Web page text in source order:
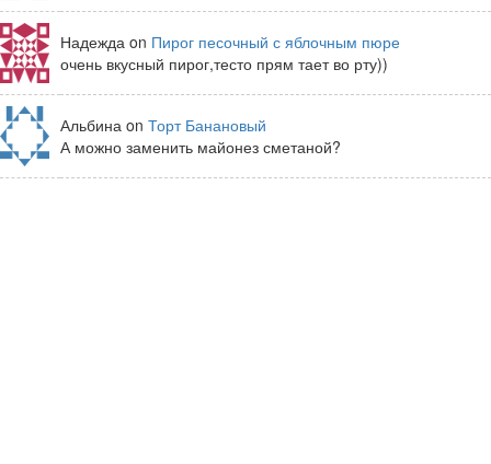
Надежда on Пирог песочный с яблочным пюре
очень вкусный пирог,тесто прям тает во рту))
Альбина on Торт Банановый
А можно заменить майонез сметаной?